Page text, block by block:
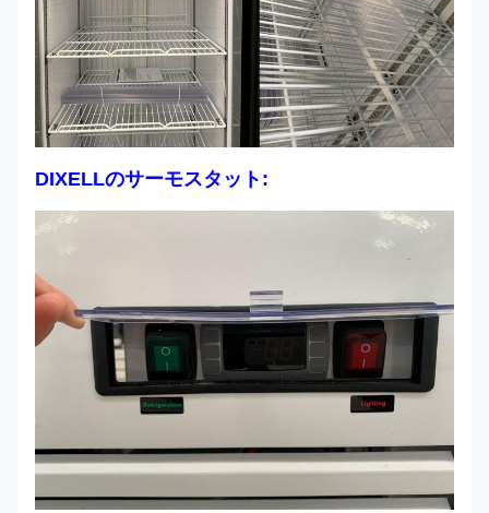
DIXELLのサーモスタット: